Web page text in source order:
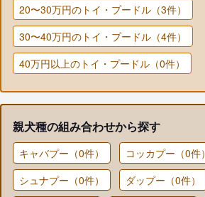
20〜30万円のトイ・プードル（3件）
30〜40万円のトイ・プードル（4件）
40万円以上のトイ・プードル（0件）
親犬種の組み合わせから探す
キャバプー（0件）
コッカプー（0件）
シュナプー（0件）
ダップー（0件）